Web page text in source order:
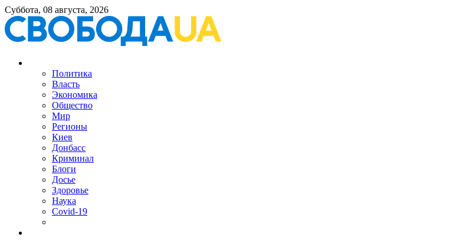
Суббота, 08 августа, 2026
Политика
Власть
Экономика
Общество
Мир
Регионы
Киев
Донбасс
Криминал
Блоги
Досье
Здоровье
Наука
Covid-19